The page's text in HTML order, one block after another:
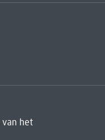
van het